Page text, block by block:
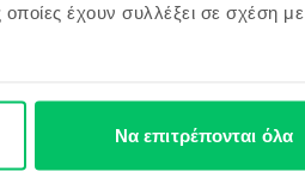
έχουν συλλέξει σε σχέση
Να επιτρέπονται όλα
S22 Ultra 5G Dual
- 41 €
Samsung